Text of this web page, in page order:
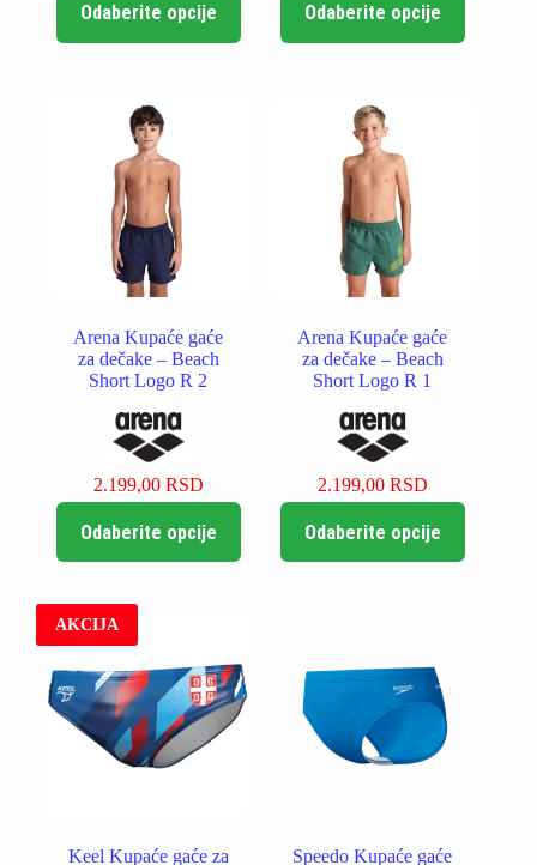
Odaberite opcije
proizvod
Opcije
mogu
biti
izabrane
na
stranici
proizvoda.
Odaberite opcije
proizvod
mogu
biti
izabrane
na
stranici
proizvoda.
Arena Kupaće gaće
za dečake – Beach
Short Logo R 2
2.199,00 RSD
Odaberite opcije
proizvod
izabrane
na
stranici
proizvoda.
Arena Kupaće gaće
za dečake – Beach
Short Logo R 1
2.199,00 RSD
Odaberite opcije
proizvod
izabrane
na
stranici
proizvoda.
AKCIJA
Keel Kupaće gaće za
Speedo Kupaće gaće